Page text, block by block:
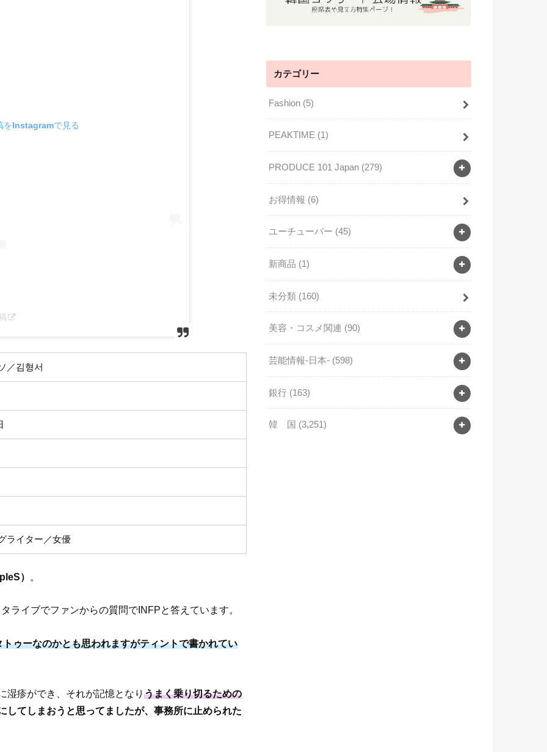
をInstagramで見る
／김형서
ライター／女優
） 。
ライブでファンからの質問でINFPと答えています。
ゥーなのかとも思われますがティントで書かれてい
湿疹ができ、それが記憶となり うまく乗り切るための
してしまおうと思ってましたが、事務所に止められた
カテゴリー
Fashion (5)
PEAKTIME (1)
PRODUCE 101 Japan (279)
お得情報 (6)
ユーチューバー (45)
新商品 (1)
未分類 (160)
美容・コスメ関連 (90)
芸能情報-日本- (598)
銀行 (163)
韓 国 (3,251)